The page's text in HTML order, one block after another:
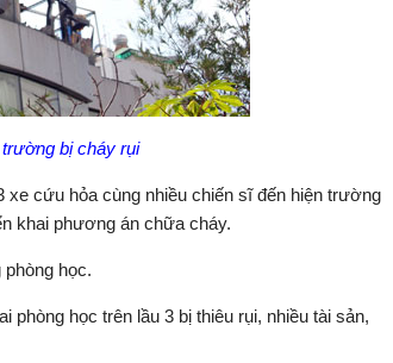
bị cháy rụi
xe cứu hỏa cùng nhiều chiến sĩ đến hiện trường
khai phương án chữa cháy.
học.
phòng học trên lầu 3 bị thiêu rụi, nhiều tài sản,